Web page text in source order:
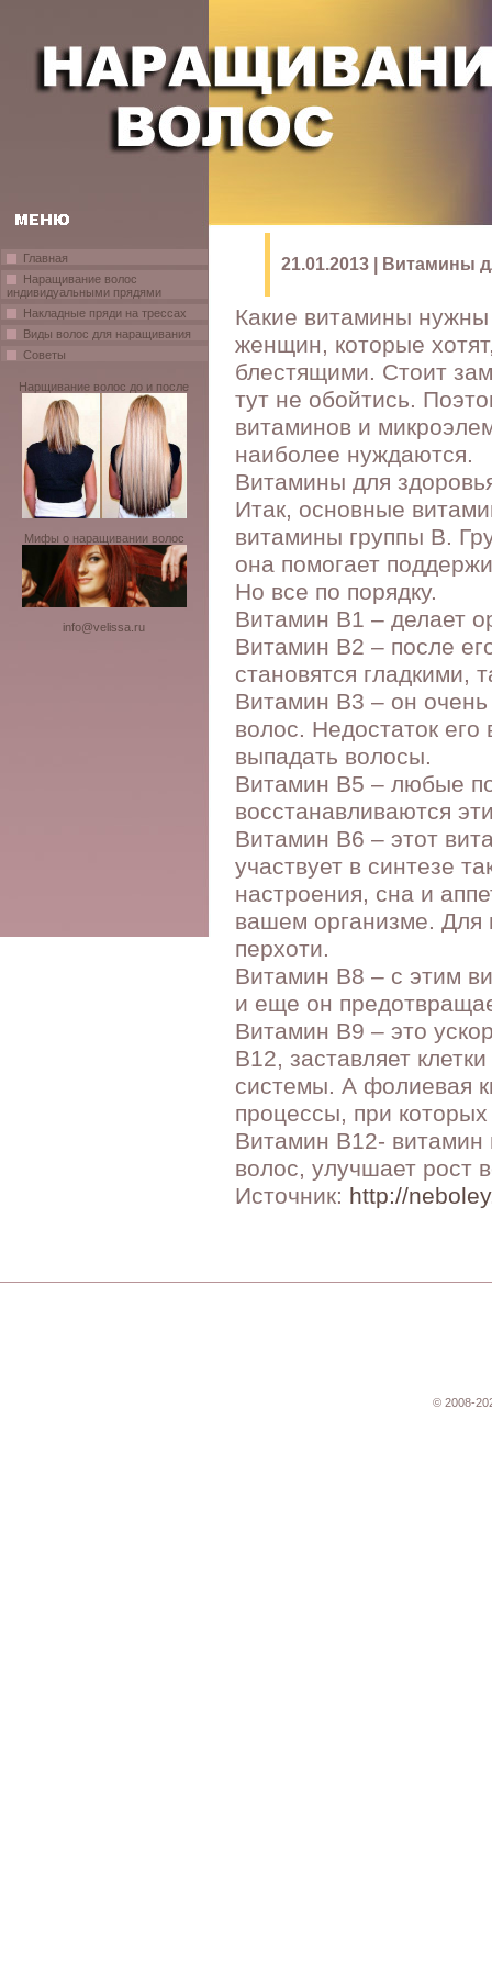
Главная
Наращивание волос
индивидуальными прядями
Накладные пряди на трессах
Виды волос для наращивания
Советы
Нарщивание волос до и после
Мифы о наращивании волос
info@velissa.ru
21.01.2013 | Витамины
Какие витамины
женщин, которые
блестящими. Стоит
тут не обойтись.
витаминов и
наиболее нуждаются.
Витамины для
Итак, основные
витамины группы В.
она помогает
Но все по порядку.
Витамин В1 – делает
Витамин В2 – после
становятся гладкими,
Витамин В3 – он очень
волос. Недостаток
выпадать волосы.
Витамин В5 – любые
восстанавливаются
Витамин В6 – этот
участвует в синтезе
настроения, сна и
вашем организме. Для
перхоти.
Витамин В8 – с этим
и еще он
Витамин В9 – это
В12, заставляет
системы. А фолиевая
процессы, при
Витамин В12- витамин
волос, улучшает рост
Источник: http://
© 2008-